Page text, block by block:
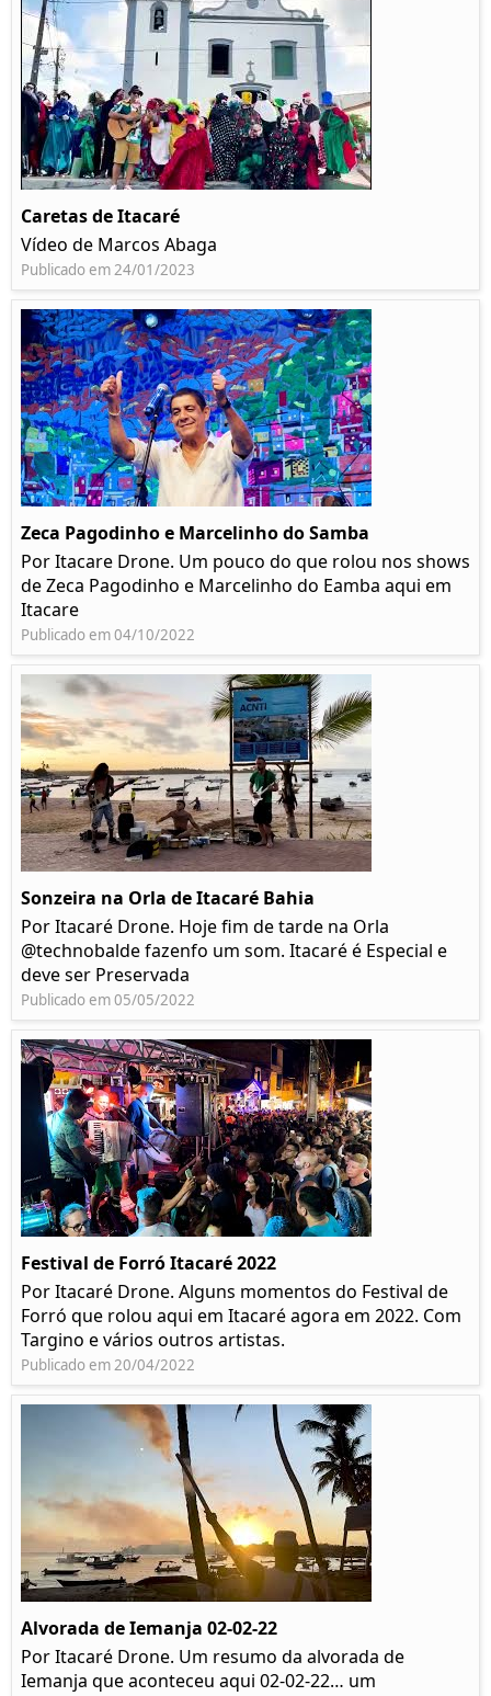
Caretas de Itacaré
Vídeo de Marcos Abaga
Publicado em 24/01/2023
Zeca Pagodinho e Marcelinho do Samba
Por Itacare Drone. Um pouco do que rolou nos shows
de Zeca Pagodinho e Marcelinho do Eamba aqui em
Itacare
Publicado em 04/10/2022
Sonzeira na Orla de Itacaré Bahia
Por Itacaré Drone. Hoje fim de tarde na Orla
@technobalde fazenfo um som. Itacaré é Especial e
deve ser Preservada
Publicado em 05/05/2022
Festival de Forró Itacaré 2022
Por Itacaré Drone. Alguns momentos do Festival de
Forró que rolou aqui em Itacaré agora em 2022. Com
Targino e vários outros artistas.
Publicado em 20/04/2022
Alvorada de Iemanja 02-02-22
Por Itacaré Drone. Um resumo da alvorada de
Iemanja que aconteceu aqui 02-02-22… um